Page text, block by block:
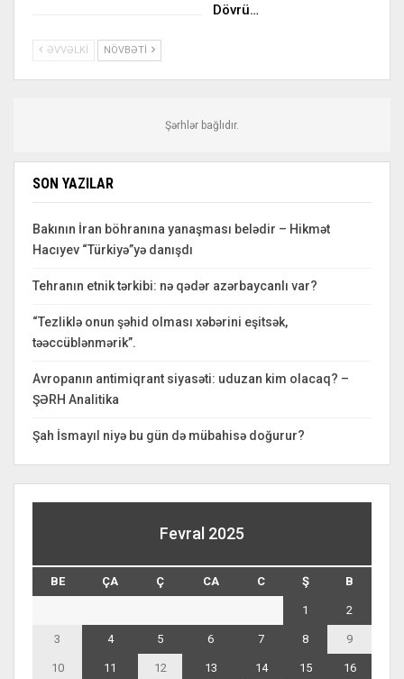
Dövrü…
ƏVVƏLKI NÖVBƏTI
Şərhlər bağlıdır.
SON YAZILAR
Bakının İran böhranına yanaşması belədir – Hikmət
Hacıyev “Türkiyə”yə danışdı
Tehranın etnik tərkibi: nə qədər azərbaycanlı var?
“Tezliklə onun şəhid olması xəbərini eşitsək,
təəccüblənmərik”.
Avropanın antimiqrant siyasəti: uduzan kim olacaq? –
ŞƏRH Analitika
Şah İsmayıl niyə bu gün də mübahisə doğurur?
Fevral 2025
BE ÇA Ç CA C Ş B
1 2
3 4 5 6 7 8 9
10 11 12 13 14 15 16